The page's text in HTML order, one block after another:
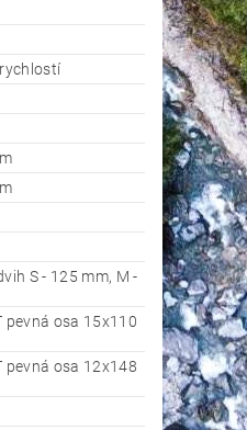
S - 125 mm, M -
pevná osa 15x110
pevná osa 12x148